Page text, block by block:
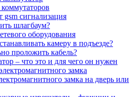
gsm сигнализация
шлагбаум?
оборудования
камеру в подъезде?
проложить кабель?
– что это и для чего он нужен
замка
замка на дверь или